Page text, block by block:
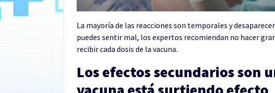
La mayoría de las reacciones son temporales y
puedes sentir mal, los expertos recomiendan no hacer
recibir cada dosis de la vacuna.
Los efectos secundarios son